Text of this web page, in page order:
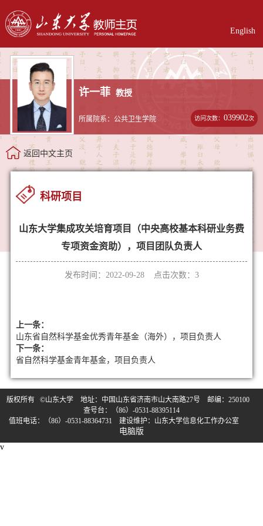
English
许一菲 教授
所属院系：公共卫生学院 访问次数：039902次
返回中文主页
科研项目
山东大学集成攻关培育项目（中央高校基本科研业务费
专项资金资助），项目团队负责人
发布时间：2022-09-28 点击次数： 3
上一条：
山东省自然科学基金优秀青年基金（海外），项目负责人
下一条：
省自然科学基金青年基金，项目负责人
版权所有 ©山东大学 地址：中国山东省济南市山大南路27号 邮编：250100
查号台：（86）-0531-88395114
值班电话：（86）-0531-88364731 建设维护：山东大学信息化工作办公室
电脑版
v